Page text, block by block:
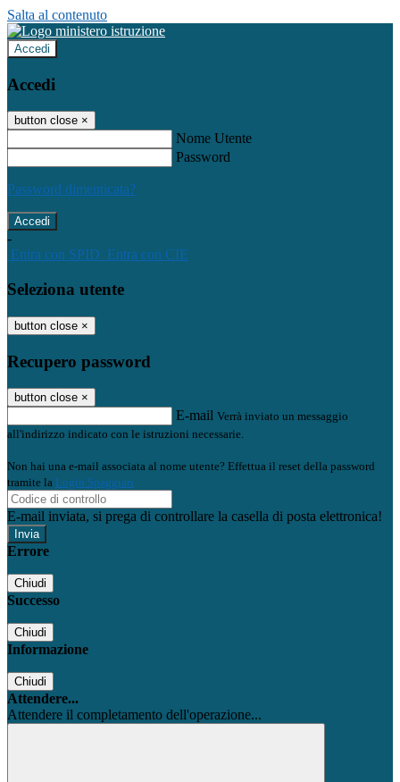
Salta al contenuto
Accedi
Accedi
button close ×
Nome Utente
Password
Password dimenticata?
-
Entra con SPID Entra con CIE
Seleziona utente
button close ×
Recupero password
button close ×
E-mail Verrà inviato un messaggio
all'indirizzo indicato con le istruzioni necessarie.
Non hai una e-mail associata al nome utente? Effettua il reset della password
tramite la Login Spaggiari
E-mail inviata, si prega di controllare la casella di posta elettronica!
Errore
Chiudi
Successo
Chiudi
Informazione
Chiudi
Attendere...
Attendere il completamento dell'operazione...